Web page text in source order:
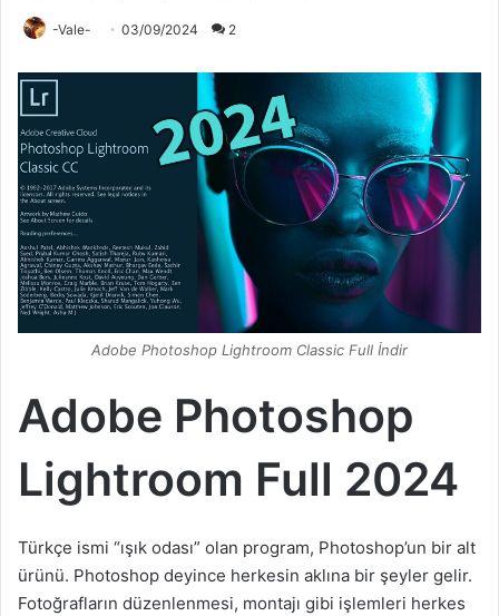
-Vale- 03/09/2024 2
Adobe Photoshop Lightroom Classic Full İndir
Adobe Photoshop
Lightroom Full 2024
Türkçe ismi “ışık odası” olan program, Photoshop’un bir alt
ürünü. Photoshop deyince herkesin aklına bir şeyler gelir.
Fotoğrafların düzenlenmesi, montajı gibi işlemleri herkes